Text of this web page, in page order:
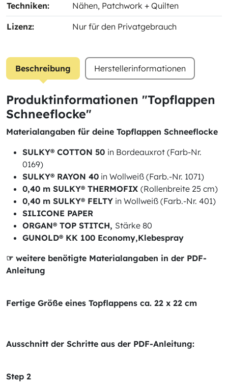
Techniken: Nähen, Patchwork + Quilten
Lizenz: Nur für den Privatgebrauch
Beschreibung Herstellerinformationen
Produktinformationen "Topflappen
Schneeflocke"
Materialangaben für deine Topflappen Schneeflocke
SULKY® COTTON 50 in Bordeauxrot (Farb-Nr.
0169)
SULKY® RAYON 40 in Wollweiß (Farb.-Nr. 1071)
0,40 m SULKY® THERMOFIX (Rollenbreite 25 cm)
0,40 m SULKY® FELTY in Wollweiß (Farb.-Nr. 401)
SILICONE PAPER
ORGAN® TOP STITCH, Stärke 80
GUNOLD® KK 100 Economy,Klebespray
☞ weitere benötigte Materialangaben in der PDF-
Anleitung
Fertige Größe eines Topflappens ca. 22 x 22 cm
Ausschnitt der Schritte aus der PDF-Anleitung:
Step 2